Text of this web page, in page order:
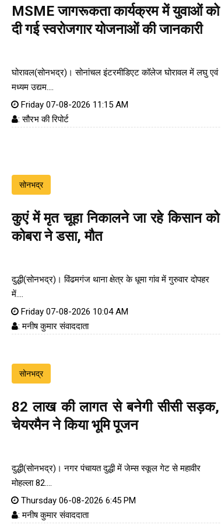
MSME जागरूकता कार्यक्रम में युवाओं को
दी गई स्वरोजगार योजनाओं की जानकारी
घोरावल(सोनभद्र)। सोनांचल इंटरमीडिएट कॉलेज घोरावल में लघु एवं
मध्यम उद्यम....
Friday 07-08-2026 11:15 AM
: सौरभ की रिपोर्ट
सोनभद्र
कुएं में मृत चूहा निकालने जा रहे किसान को
कोबरा ने डसा, मौत
दुद्धी(सोनभद्र)। विंढमगंज थाना क्षेत्र के धूमा गांव में गुरुवार दोपहर
में....
Friday 07-08-2026 10:04 AM
: मनीष कुमार संवाददाता
सोनभद्र
82 लाख की लागत से बनेगी सीसी सड़क,
चेयरमैन ने किया भूमि पूजन
दुद्धी(सोनभद्र)। नगर पंचायत दुद्धी में जेम्स स्कूल गेट से महावीर
मोहल्ला 82....
Thursday 06-08-2026 6:45 PM
: मनीष कुमार संवाददाता